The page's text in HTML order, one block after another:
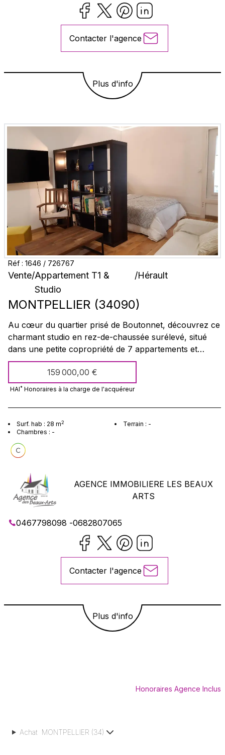
Contacter l'agence
Plus d'info
Réf : 1646 / 726767
Vente/Appartement T1 &
Studio
/Hérault
MONTPELLIER (34090)
Au cœur du quartier prisé de Boutonnet, découvrez ce
charmant studio en rez-de-chaussée surélevé, situé
dans une petite copropriété de 7 appartements et
entièrement rénové avec goût. Il se compose d'une
cuisine équipée, d'une belle salle d'eau, d'une loggia
fermée d'environ 5 m² et d'une agréable cour-terrasse
des commerces, des transports et du centre-ville, ce
bien allie charme, confort et emplacement privilégié. À
visiter sans tarder !
159 000,00 €
HAI* Honoraires à la charge de l'acquéreur
Surf. hab : 28 m2 Terrain : -
Chambres : -
AGENCE IMMOBILIERE LES BEAUX
ARTS
0467798098 -0682807065
Contacter l'agence
Plus d'info
Honoraires Agence Inclus
Achat MONTPELLIER (34)